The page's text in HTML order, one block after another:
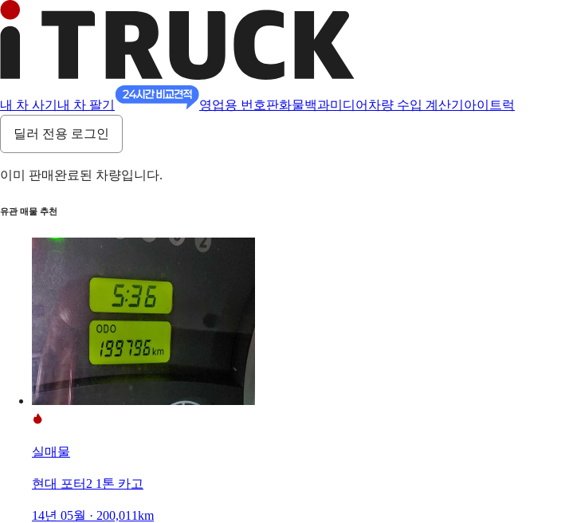
내 차 사기 내 차 팔기 영업용 번호판화물백과미디어 차량 수입 계산기 아이트럭
딜러 전용 로그인
이미 판매완료된 차량입니다.
유관 매물 추천
실매물
현대 포터2 1톤 카고
14년 05월 · 200,011km